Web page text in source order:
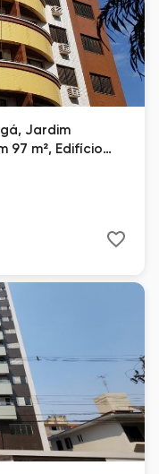
Jardim
97 m², Edifício